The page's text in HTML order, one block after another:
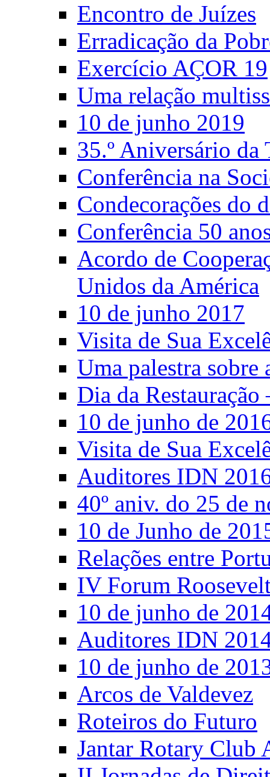
Encontro de Juízes
Erradicação da
Exercício AÇOR 19
Uma relação
10 de junho 2019
35.º Aniversário
Conferência na
Condecorações do
Conferência 50
Acordo de
Unidos da América
10 de junho 2017
Visita de Sua
Uma palestra sobre
Dia da Restauração
10 de junho de
Visita de Sua
Auditores IDN
40º aniv. do 25 de
10 de Junho de
Relações entre
IV Forum
10 de junho de
Auditores IDN
10 de junho de
Arcos de Valdevez
Roteiros do Futuro
Jantar Rotary Club